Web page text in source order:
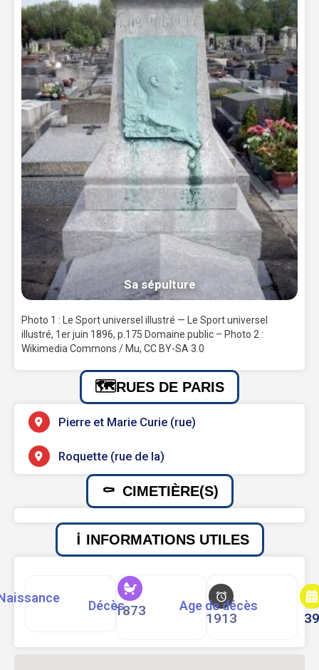
Sa sépulture
Photo 1 : Le Sport universel illustré — Le Sport universel
illustré, 1er juin 1896, p.175 Domaine public – Photo 2 :
Wikimedia Commons / Mu, CC BY-SA 3.0
RUES DE PARIS
Pierre et Marie Curie (rue)
Roquette (rue de la)
CIMETIÈRE(S)
INFORMATIONS UTILES
1873
Décès
1913
Age de décès